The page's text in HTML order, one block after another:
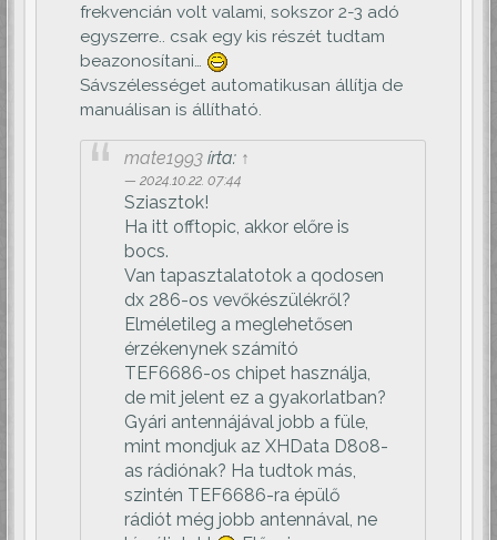
frekvencián volt valami, sokszor 2-3 adó
egyszerre.. csak egy kis részét tudtam
beazonosítani…
Sávszélességet automatikusan állítja de
manuálisan is állítható.
mate1993 írta: ↑
2024.10.22. 07:44
Sziasztok!
Ha itt offtopic, akkor előre is
bocs.
Van tapasztalatotok a qodosen
dx 286-os vevőkészülékről?
Elméletileg a meglehetősen
érzékenynek számító
TEF6686-os chipet használja,
de mit jelent ez a gyakorlatban?
Gyári antennájával jobb a füle,
mint mondjuk az XHData D808-
as rádiónak? Ha tudtok más,
szintén TEF6686-ra épülő
rádiót még jobb antennával, ne